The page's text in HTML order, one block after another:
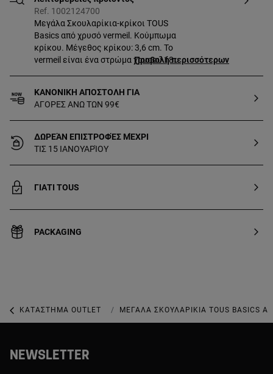
Ref. 1002124700
Μεγάλα Σκουλαρίκια-κρίκοι TOUS
Basics από χρυσό vermeil. Κούμπωμα
κρίκου. Μέγεθος κρίκου: 3,6 cm. Το
vermeil είναι ένα στρώμα χρυσού 18
χωρίς άλλο υλικό μεταξύ τους.
Προβολή περισσότερων
ΚΑΝΟΝΙΚΗ ΑΠΟΣΤΟΛΗ ΓΙΑ
ΑΓΟΡΕΣ ΑΝΩ ΤΩΝ 99€
ΔΩΡΕΆΝ ΕΠΙΣΤΡΟΦΈΣ ΜΈΧΡΙ
ΤΙΣ 15 ΙΑΝΟΥΑΡΊΟΥ
ΓΙΑΤΙ TOUS
PACKAGING
ΚΑΤΆΣΤΗΜΑ OUTLET ΚΑΤΆΣΤΗΜΑ OUTLET ΜΕ ΚΟΣΜΉΜΑΤΑ
ΜΕΓΆΛΑ ΣΚΟΥΛΑΡΊΚΙΑ TOUS BASICS
NEWSLETTER